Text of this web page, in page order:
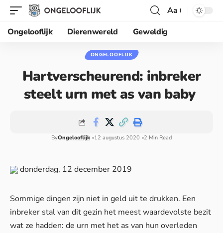
Aa
Ongelooflijk
Dierenwereld Geweldig
ONGELOOFLIJK
Hartverscheurend: inbreker
steelt urn met as van baby
ByOngelooflijk 12 augustus 2020 2 Min Read
donderdag, 12 december 2019
Sommige dingen zijn niet in geld uit te drukken. Een
inbreker stal van dit gezin het meest waardevolste bezit
wat ze hadden: de urn met het as van hun overleden